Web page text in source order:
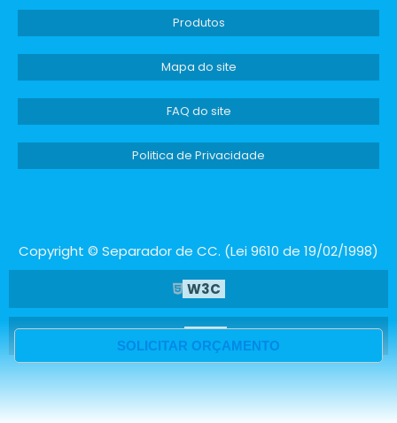
SOLICITAR ORÇAMENTO
Produtos
Mapa do site
FAQ do site
Politica de Privacidade
Copyright © Separador de CC. (Lei 9610 de 19/02/1998)
W3C
W3C